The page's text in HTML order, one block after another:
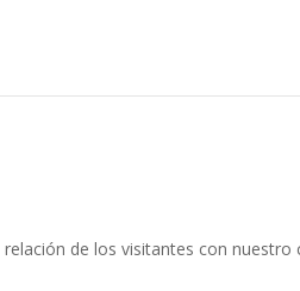
de los visitantes con